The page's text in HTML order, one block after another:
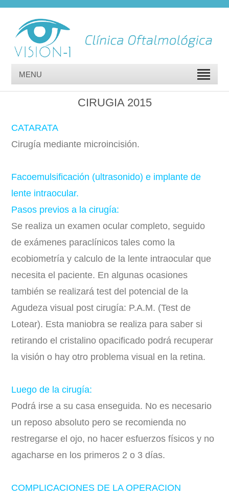
MENU
CIRUGIA 2015
CATARATA
Cirugía mediante microincisión.
Facoemulsificación (ultrasonido) e implante de
lente intraocular.
Pasos previos a la cirugía:
Se realiza un examen ocular completo, seguido
de exámenes paraclínicos tales como la
ecobiometría y calculo de la lente intraocular que
necesita el paciente. En algunas ocasiones
también se realizará test del potencial de la
Agudeza visual post cirugía: P.A.M. (Test de
Lotear). Esta maniobra se realiza para saber si
retirando el cristalino opacificado podrá recuperar
la visión o hay otro problema visual en la retina.
Luego de la cirugía:
Podrá irse a su casa enseguida. No es necesario
un reposo absoluto pero se recomienda no
restregarse el ojo, no hacer esfuerzos físicos y no
agacharse en los primeros 2 o 3 días.
COMPLICACIONES DE LA OPERACION